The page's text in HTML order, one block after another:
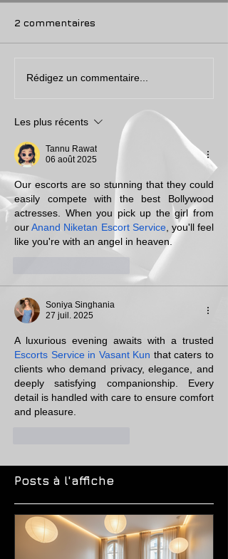
2 commentaires
Rédigez un commentaire...
Les plus récents
Tannu Rawat
06 août 2025
Our escorts are so stunning that they could
easily compete with the best Bollywood
actresses. When you pick up the girl from
our Anand Niketan Escort Service , you'll feel
like you're with an angel in heaven.
Soniya Singhania
27 juil. 2025
Escorts Service in Vasant Kun that caters to
clients who demand privacy, elegance, and
deeply satisfying companionship. Every
detail is handled with care to ensure comfort
and pleasure.
Posts à l'affiche